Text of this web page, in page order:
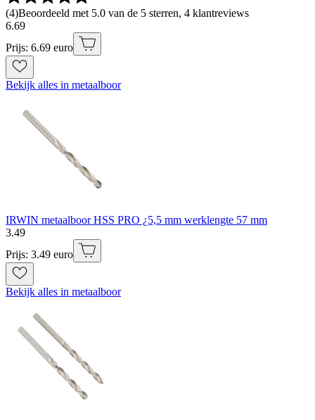
(4)Beoordeeld met 5.0 van de 5 sterren, 4 klantreviews
6.69
Prijs: 6.69 euro
Bekijk alles in metaalboor
IRWIN metaalboor HSS PRO ¿5,5 mm werklengte 57 mm
3.49
Prijs: 3.49 euro
Bekijk alles in metaalboor